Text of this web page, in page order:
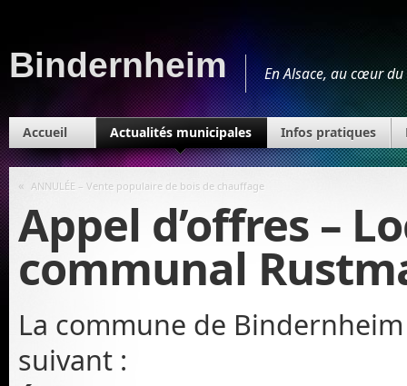
Bindernheim En Alsace, au cœur
Accueil Actualités municipales Infos pratiques
« ANNULÉE – Vente populaire de bois de chauffage
Appel d’offres –
communal
La commune de
suivant :